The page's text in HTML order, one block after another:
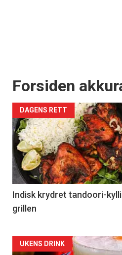
Forsiden
DAGENS RETT
Indisk krydret tandoori-
grillen
Forsiden
UKENS DRINK